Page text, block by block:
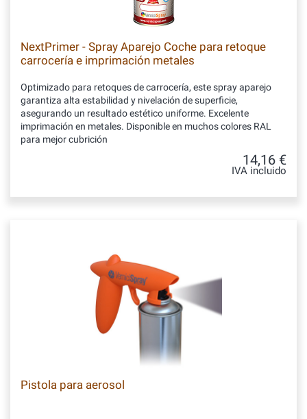
NextPrimer - Spray Aparejo Coche para retoque
carrocería e imprimación metales
Optimizado para retoques de carrocería, este spray aparejo
garantiza alta estabilidad y nivelación de superficie,
asegurando un resultado estético uniforme. Excelente
imprimación en metales. Disponible en muchos colores RAL
para mejor cubrición
14,16 €
IVA incluido
Pistola para aerosol